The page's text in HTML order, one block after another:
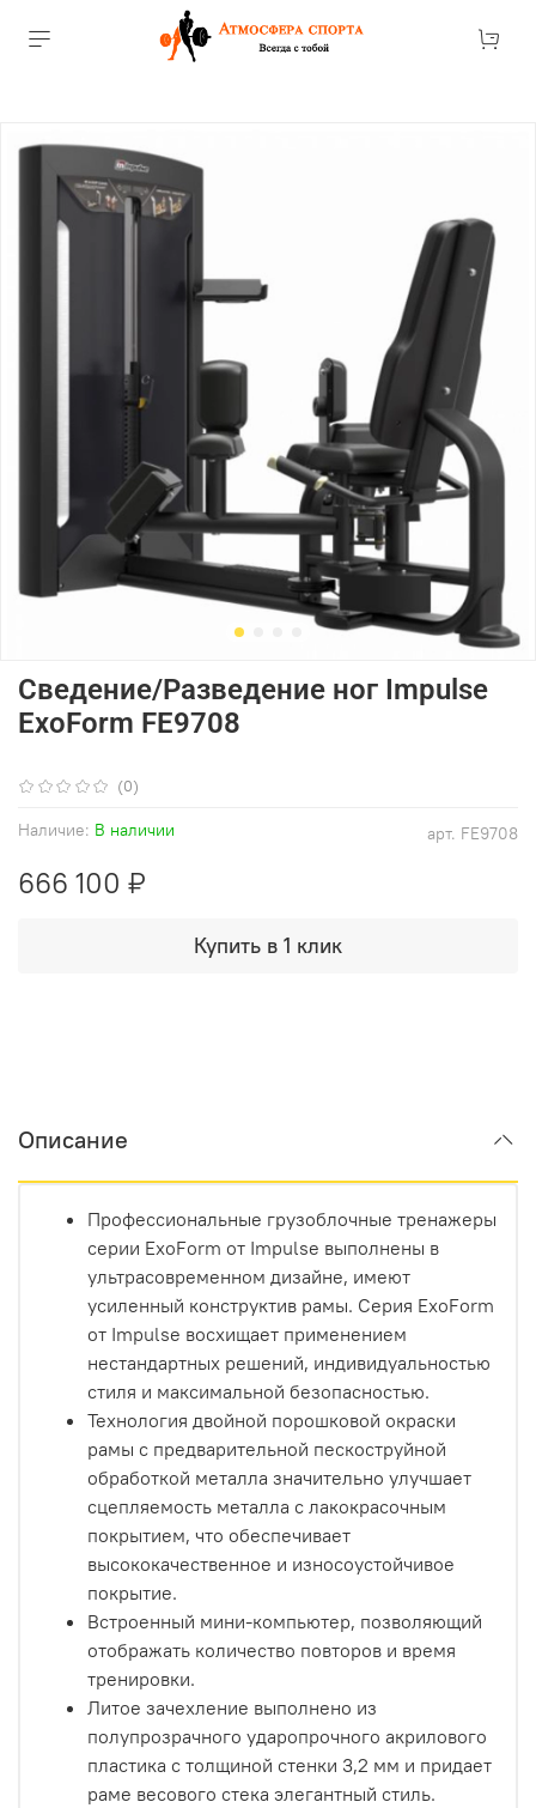
(0)
арт. FE9708
Наличие: В наличии
Сведение/Разведение ног Impulse
ExoForm FE9708
666 100 ₽
Купить в 1 клик
Описание
Профессиональные грузоблочные тренажеры
серии ExoForm от Impulse выполнены в
ультрасовременном дизайне, имеют
усиленный конструктив рамы. Серия ExoForm
от Impulse восхищает применением
нестандартных решений, индивидуальностью
стиля и максимальной безопасностью.
Технология двойной порошковой окраски
рамы с предварительной пескоструйной
обработкой металла значительно улучшает
сцепляемость металла с лакокрасочным
покрытием, что обеспечивает
высококачественное и износоустойчивое
покрытие.
Встроенный мини-компьютер, позволяющий
отображать количество повторов и время
тренировки.
Литое зачехление выполнено из
полупрозрачного ударопрочного акрилового
пластика с толщиной стенки 3,2 мм и придает
раме весового стека элегантный стиль.